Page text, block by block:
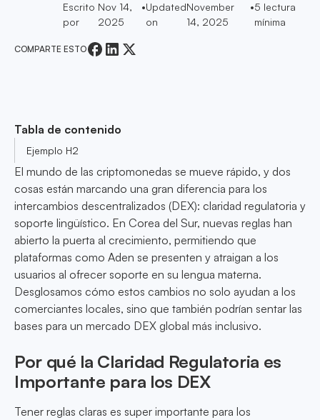
Escrito
por
Nov 14,
2025
•Updated
on
November
14, 2025
•5 lectura
mínima
COMPARTE ESTO
Tabla de contenido
Ejemplo H2
El mundo de las criptomonedas se mueve rápido, y dos
cosas están marcando una gran diferencia para los
intercambios descentralizados (DEX): claridad regulatoria y
soporte lingüístico. En Corea del Sur, nuevas reglas han
abierto la puerta al crecimiento, permitiendo que
plataformas como Aden se presenten y atraigan a los
usuarios al ofrecer soporte en su lengua materna.
Desglosamos cómo estos cambios no solo ayudan a los
comerciantes locales, sino que también podrían sentar las
bases para un mercado DEX global más inclusivo.
Por qué la Claridad Regulatoria es
Importante para los DEX
Tener reglas claras es super importante para los